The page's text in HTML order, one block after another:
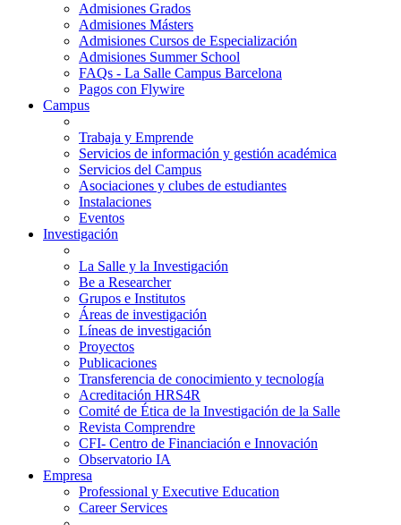
Admisiones Grados
Admisiones Másters
Admisiones Cursos de Especialización
Admisiones Summer School
FAQs - La Salle Campus Barcelona
Pagos con Flywire
Campus
Trabaja y Emprende
Servicios de información y gestión académica
Servicios del Campus
Asociaciones y clubes de estudiantes
Instalaciones
Eventos
Investigación
La Salle y la Investigación
Be a Researcher
Grupos e Institutos
Áreas de investigación
Líneas de investigación
Proyectos
Publicaciones
Transferencia de conocimiento y tecnología
Acreditación HRS4R
Comité de Ética de la Investigación de la Salle
Revista Comprendre
CFI- Centro de Financiación e Innovación
Observatorio IA
Empresa
Professional y Executive Education
Career Services